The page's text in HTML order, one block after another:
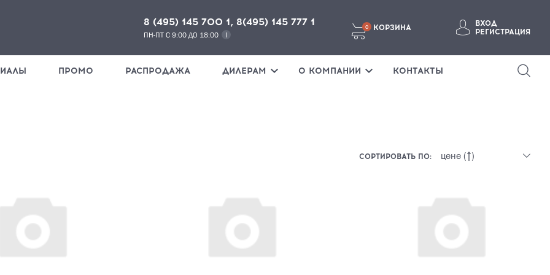
8 (495) 145 700 1, 8(495) 145 777 1
ПН-ПТ С 9:00 ДО 18:00
0 КОРЗИНА
ВХОД
РЕГИСТРАЦИЯ
ПРОМО РАСПРОДАЖА ДИЛЕРАМ О КОМПАНИИ КОНТАКТЫ
СОРТИРОВАТЬ ПО: